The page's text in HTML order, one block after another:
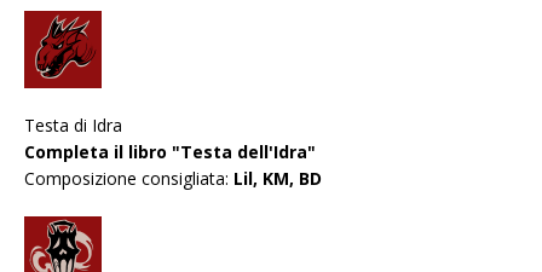
Testa di Idra
Completa il libro "Testa dell'Idra"
Composizione consigliata: Lil, KM, BD